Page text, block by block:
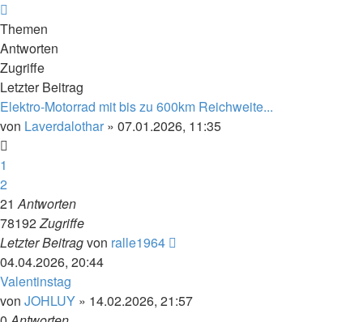
Themen
Antworten
Zugriffe
Letzter Beitrag
Elektro-Motorrad mit bis zu 600km Reichweite...
von Laverdalothar » 07.01.2026, 11:35
1
2
21Antworten
78192Zugriffe
Letzter Beitragvon ralle1964
04.04.2026, 20:44
Valentinstag
von JOHLUY » 14.02.2026, 21:57